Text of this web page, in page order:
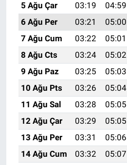
5 Ağu Çar
03:19 04:59
6 Ağu Per
03:21 05:00
7 Ağu Cum
03:22 05:01
8 Ağu Cts
03:24 05:02
9 Ağu Paz
03:25 05:03
10 Ağu Pts
03:26 05:04
11 Ağu Sal
03:28 05:05
12 Ağu Çar
03:29 05:05
13 Ağu Per
03:31 05:06
14 Ağu Cum
03:32 05:07